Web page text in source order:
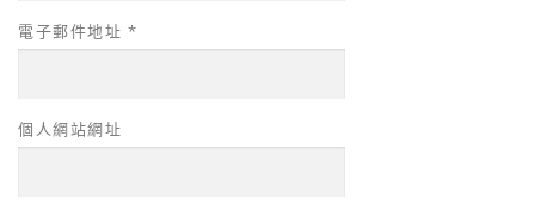
電子郵件地址 *
個人網站網址